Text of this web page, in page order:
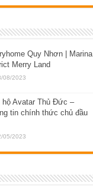
Quy Nhơn | Marina
Merry Land
08/2023
hộ Avatar Thủ Đức –
tin chính thức chủ đầu
05/2023